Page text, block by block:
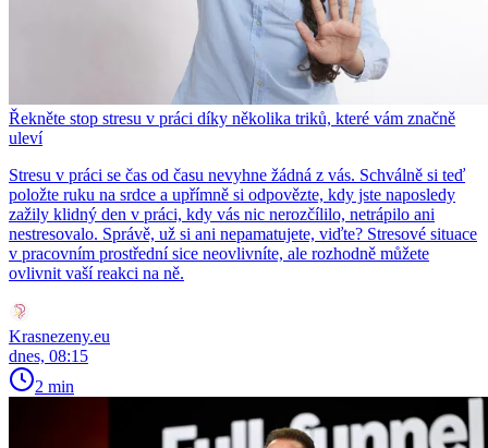
Řekněte stop stresu v práci díky několika triků, které vám značně
uleví
Stresu v práci se čas od času nevyhne žádná z vás. Schválně si teď
položte ruku na srdce a upřímně si odpovězte, kdy jste naposledy
zažily klidný den v práci, kdy vás nic nerozčílilo, netrápilo ani
nestresovalo. Správě, už si ani nepamatujete, viďte? Stresové situace
v pracovním prostřední sice neovlivníte, ale rozhodně můžete
ovlivnit vaší reakci na ně.
Krasnezeny.eu
dnes, 08:15
2 min